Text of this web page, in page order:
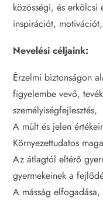
közösségi, és erkölcsi
inspirációt,
Nevelési céljaink:
Érzelmi biztonságon
figyelembe vevő,
személyiségfejlesztés,
A múlt és jelen
Környezettudatos
Az átlagtól eltérő
gyermekeinek a
A másság elfogadása,